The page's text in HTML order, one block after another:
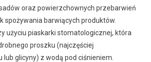
oraz powierzchownych przebarwień
spożywania barwiących produktów.
użyciu piaskarki stomatologicznej, która
proszku (najczęściej
glicyny) z wodą pod ciśnieniem.